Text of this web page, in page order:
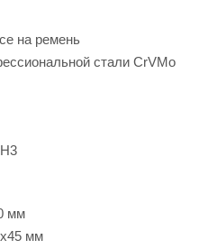
на ремень
стали CrVMo
мм
мм